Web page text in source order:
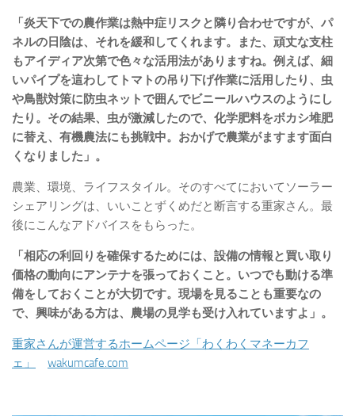
「炎天下での農作業は熱中症リスクと隣り合わせですが、パ
ネルの日陰は、それを緩和してくれます。また、頑丈な支柱
もアイディア次第で色々な活用法がありますね。例えば、細
いパイプを這わしてトマトの吊り下げ作業に活用したり、虫
や鳥獣対策に防虫ネットで囲んでビニールハウスのようにし
たり。その結果、虫が激減したので、化学肥料をボカシ堆肥
に替え、有機農法にも挑戦中。おかげで農業がますます面白
くなりました」。
農業、環境、ライフスタイル。そのすべてにおいてソーラー
シェアリングは、いいことずくめだと断言する重家さん。最
後にこんなアドバイスをもらった。
「相応の利回りを確保するためには、設備の情報と買い取り
価格の動向にアンテナを張っておくこと。いつでも動ける準
備をしておくことが大切です。現場を見ることも重要なの
で、興味がある方は、農場の見学も受け入れていますよ」。
重家さんが運営するホームページ「わくわくマネーカフ
ェ」
wakumcafe.com